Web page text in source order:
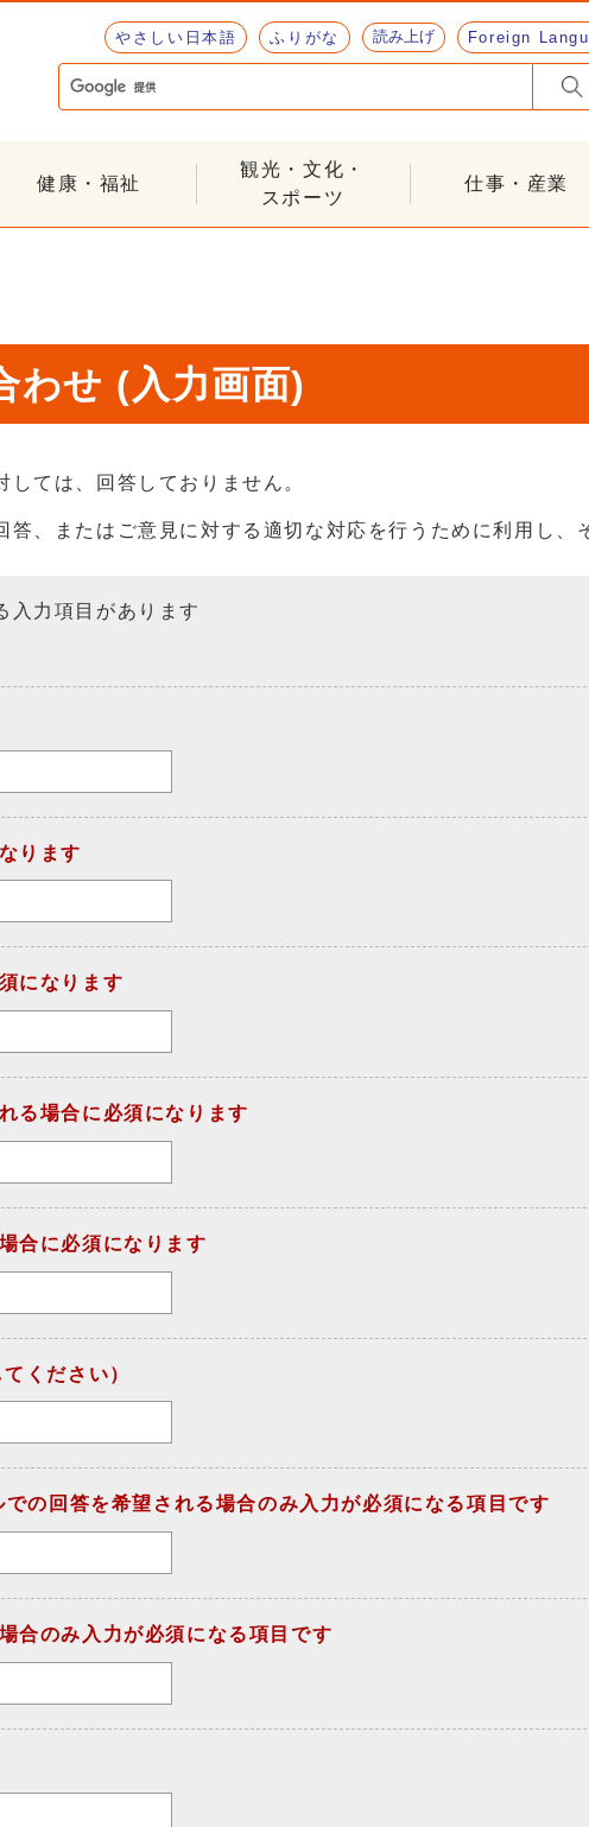
やさしい日本語 ふりがな 読み上げ Foreign
健康・福祉
観光・文化・
スポーツ
仕事・産業
わせ (入力画面)
ては、回答しておりません。
、またはご意見に対する適切な対応を行うために利用し、
入力項目があります
ります
になります
る場合に必須になります
合に必須になります
ください）
の回答を希望される場合のみ入力が必須になる項目です
合のみ入力が必須になる項目です